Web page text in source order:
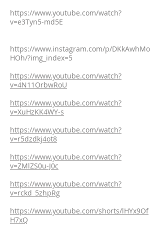
https://www.youtube.com/watch?
v=e3Tyn5-md5E
https://www.instagram.com/p/DKkAwhMo
HOh/?img_index=5
https://www.youtube.com/watch?
v=4N11OrbwRoU
https://www.youtube.com/watch?
v=XuHzKK4WY-s
https://www.youtube.com/watch?
v=r5dzdkj4ot8
https://www.youtube.com/watch?
v=ZMlZS0u-J0c
https://www.youtube.com/watch?
v=rckd_5zhpRg
https://www.youtube.com/shorts/lHYx9Of
H7xQ